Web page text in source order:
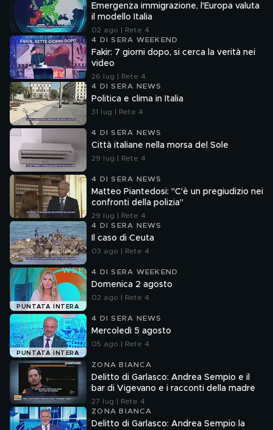
Emergenza immigrazione, l'Europa valuta
il modello Italia
02 ago | Rete 4
4 DI SERA WEEKEND
Fakir: 7 giorni dopo, si cerca la verità nei
video
26 lug | Rete 4
4 DI SERA NEWS
Politica e clima in Italia
31 lug | Rete 4
4 DI SERA NEWS
Città italiane nella morsa del Sole
29 lug | Rete 4
4 DI SERA NEWS
Matteo Piantedosi: "C'è un pregiudizio nei
confronti della polizia"
29 lug | Rete 4
4 DI SERA NEWS
Il caso di Ceuta
03 ago | Rete 4
PUNTATA INTERA
4 DI SERA WEEKEND
Domenica 2 agosto
02 ago | Rete 4
PUNTATA INTERA
4 DI SERA NEWS
Mercoledì 5 agosto
05 ago | Rete 4
ZONA BIANCA
Delitto di Garlasco: Andrea Sempio e il
bar di Vigevano e i racconti della madre
27 lug | Rete 4
ZONA BIANCA
Delitto di Garlasco: Andrea Sempio la